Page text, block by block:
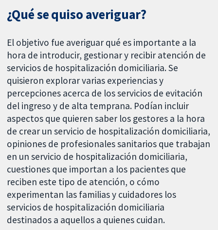
¿Qué se quiso averiguar?
El objetivo fue averiguar qué es importante a la
hora de introducir, gestionar y recibir atención de
servicios de hospitalización domiciliaria. Se
quisieron explorar varias experiencias y
percepciones acerca de los servicios de evitación
del ingreso y de alta temprana. Podían incluir
aspectos que quieren saber los gestores a la hora
de crear un servicio de hospitalización domiciliaria,
opiniones de profesionales sanitarios que trabajan
en un servicio de hospitalización domiciliaria,
cuestiones que importan a los pacientes que
reciben este tipo de atención, o cómo
experimentan las familias y cuidadores los
servicios de hospitalización domiciliaria
destinados a aquellos a quienes cuidan.